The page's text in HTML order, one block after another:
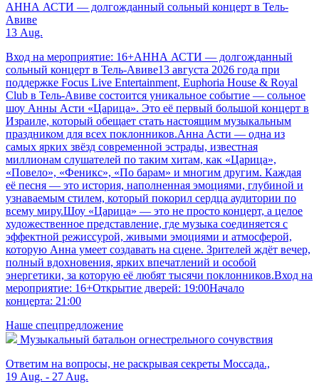
АННА АСТИ — долгожданный сольный концерт в Тель-
Авиве
13 Aug.
Вход на мероприятие: 16+АННА АСТИ — долгожданный
сольный концерт в Тель-Авиве13 августа 2026 года при
поддержке Focus Live Entertainment, Euphoria House & Royal
Club в Тель-Авиве состоится уникальное событие — сольное
шоу Анны Асти «Царица». Это её первый большой концерт в
Израиле, который обещает стать настоящим музыкальным
праздником для всех поклонников.Анна Асти — одна из
самых ярких звёзд современной эстрады, известная
миллионам слушателей по таким хитам, как «Царица»,
«Повело», «Феникс», «По барам» и многим другим. Каждая
её песня — это история, наполненная эмоциями, глубиной и
узнаваемым стилем, который покорил сердца аудитории по
всему миру.Шоу «Царица» — это не просто концерт, а целое
художественное представление, где музыка соединяется с
эффектной режиссурой, живыми эмоциями и атмосферой,
которую Анна умеет создавать на сцене. Зрителей ждёт вечер,
полный вдохновения, ярких впечатлений и особой
энергетики, за которую её любят тысячи поклонников.Вход на
мероприятие: 16+Открытие дверей: 19:00Начало
концерта: 21:00
Наше спецпредложение
Музыкальный батальон огнестрельного сочувствия
Ответим на вопросы, не раскрывая секреты Моссада.,
19 Aug. - 27 Aug.